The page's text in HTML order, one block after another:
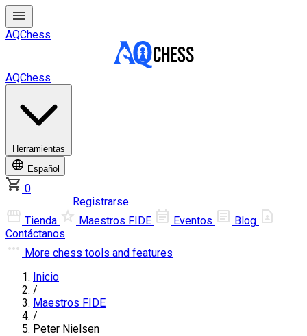
AQChess
AQChess
Herramientas
Español
0
Registrarse
Tienda
Maestros FIDE Eventos
Blog
Contáctanos
More chess tools and features
Inicio
/
Maestros FIDE
/
Peter Nielsen